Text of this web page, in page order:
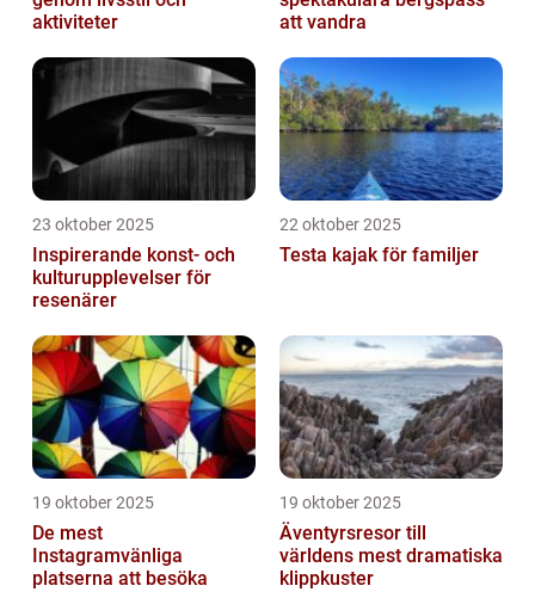
aktiviteter
att vandra
23 oktober 2025
Inspirerande konst- och
kulturupplevelser för
resenärer
22 oktober 2025
Testa kajak för familjer
19 oktober 2025
De mest
Instagramvänliga
platserna att besöka
19 oktober 2025
Äventyrsresor till
världens mest dramatiska
klippkuster